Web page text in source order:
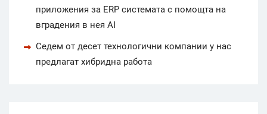
приложения за ERP системата с помощта на
вградения в нея AI
Седем от десет технологични компании у нас
предлагат хибридна работа